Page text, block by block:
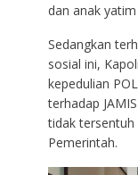
dan anak
Sedangkan
sosial ini,
kepedulian
terhadap
tidak
Pemerintah.